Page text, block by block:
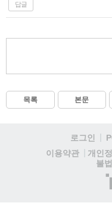
답글
목록 본문
로그인
이용약관
개인
불